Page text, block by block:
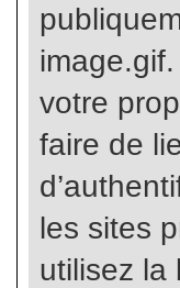
votre
faire de
les sites
utilisez la